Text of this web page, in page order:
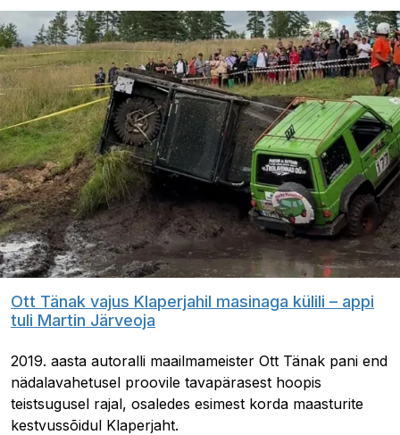
Ott Tänak vajus Klaperjahil masinaga külili – appi
tuli Martin Järveoja
2019. aasta autoralli maailmameister Ott Tänak pani end
nädalavahetusel proovile tavapärasest hoopis
teistsugusel rajal, osaledes esimest korda maasturite
kestvussõidul Klaperjaht.